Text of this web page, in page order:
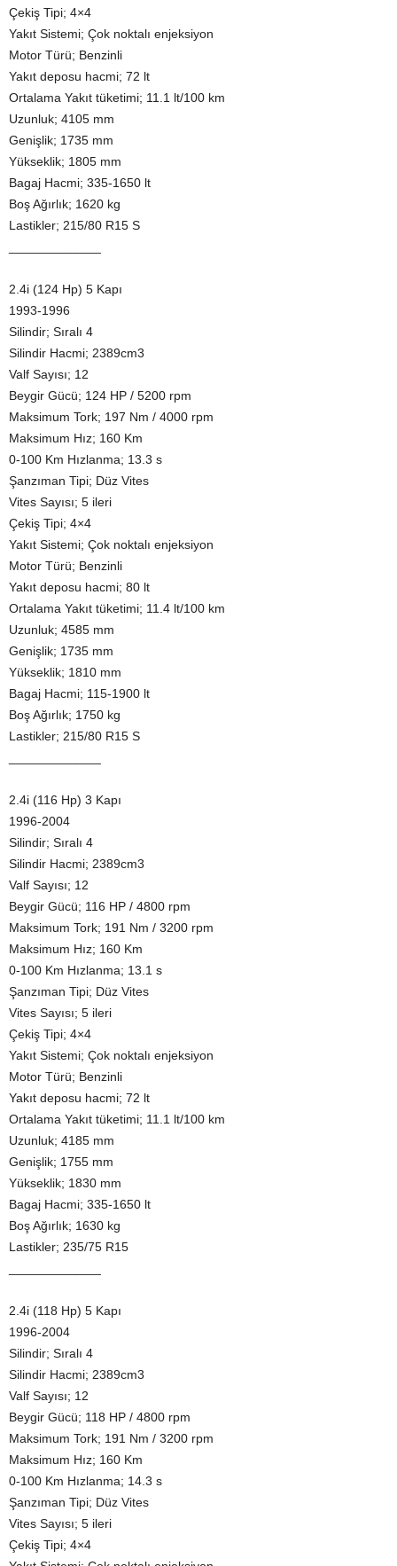
Çekiş Tipi; 4×4
Yakıt Sistemi; Çok noktalı enjeksiyon
Motor Türü; Benzinli
Yakıt deposu hacmi; 72 lt
Ortalama Yakıt tüketimi; 11.1 lt/100 km
Uzunluk; 4105 mm
Genişlik; 1735 mm
Yükseklik; 1805 mm
Bagaj Hacmi; 335-1650 lt
Boş Ağırlık; 1620 kg
Lastikler; 215/80 R15 S
2.4i (124 Hp) 5 Kapı
1993-1996
Silindir; Sıralı 4
Silindir Hacmi; 2389cm3
Valf Sayısı; 12
Beygir Gücü; 124 HP / 5200 rpm
Maksimum Tork; 197 Nm / 4000 rpm
Maksimum Hız; 160 Km
0-100 Km Hızlanma; 13.3 s
Şanzıman Tipi; Düz Vites
Vites Sayısı; 5 ileri
Çekiş Tipi; 4×4
Yakıt Sistemi; Çok noktalı enjeksiyon
Motor Türü; Benzinli
Yakıt deposu hacmi; 80 lt
Ortalama Yakıt tüketimi; 11.4 lt/100 km
Uzunluk; 4585 mm
Genişlik; 1735 mm
Yükseklik; 1810 mm
Bagaj Hacmi; 115-1900 lt
Boş Ağırlık; 1750 kg
Lastikler; 215/80 R15 S
2.4i (116 Hp) 3 Kapı
1996-2004
Silindir; Sıralı 4
Silindir Hacmi; 2389cm3
Valf Sayısı; 12
Beygir Gücü; 116 HP / 4800 rpm
Maksimum Tork; 191 Nm / 3200 rpm
Maksimum Hız; 160 Km
0-100 Km Hızlanma; 13.1 s
Şanzıman Tipi; Düz Vites
Vites Sayısı; 5 ileri
Çekiş Tipi; 4×4
Yakıt Sistemi; Çok noktalı enjeksiyon
Motor Türü; Benzinli
Yakıt deposu hacmi; 72 lt
Ortalama Yakıt tüketimi; 11.1 lt/100 km
Uzunluk; 4185 mm
Genişlik; 1755 mm
Yükseklik; 1830 mm
Bagaj Hacmi; 335-1650 lt
Boş Ağırlık; 1630 kg
Lastikler; 235/75 R15
2.4i (118 Hp) 5 Kapı
1996-2004
Silindir; Sıralı 4
Silindir Hacmi; 2389cm3
Valf Sayısı; 12
Beygir Gücü; 118 HP / 4800 rpm
Maksimum Tork; 191 Nm / 3200 rpm
Maksimum Hız; 160 Km
0-100 Km Hızlanma; 14.3 s
Şanzıman Tipi; Düz Vites
Vites Sayısı; 5 ileri
Çekiş Tipi; 4×4